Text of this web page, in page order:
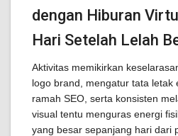
dengan Hiburan
Hari Setelah Lelah
Aktivitas memikirkan
logo brand, mengatur tata letak
ramah SEO, serta konsisten
visual tentu menguras energi
yang besar sepanjang hari dari